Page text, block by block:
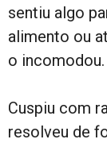
sentiu algo
alimento ou
o
Cuspiu com
resolveu de